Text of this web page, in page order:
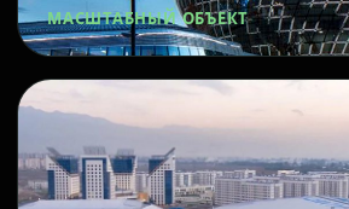
МАСШТАБНЫЙ ОБЪЕКТ